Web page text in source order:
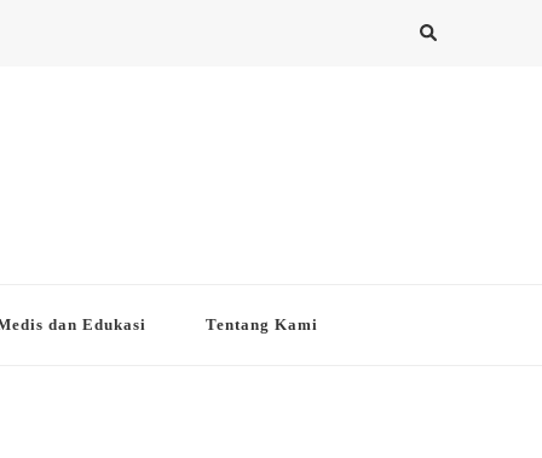
dan Edukasi Tentang Kami